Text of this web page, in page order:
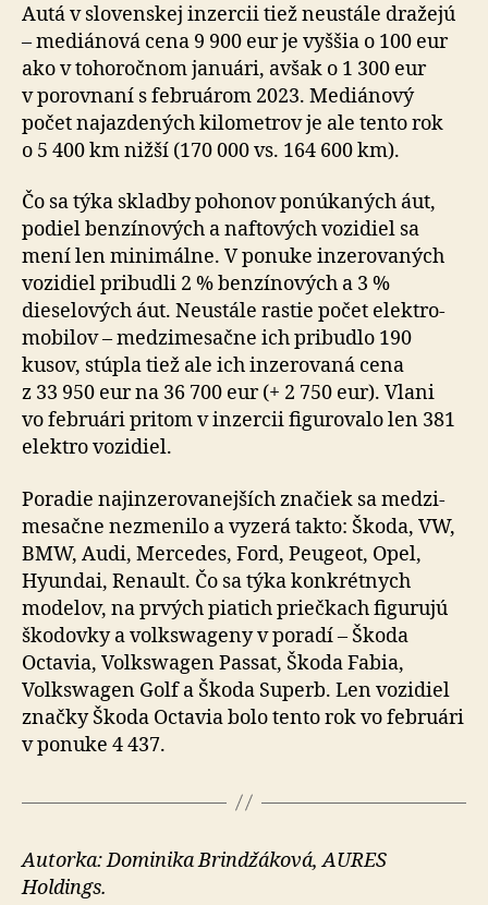
Autá v slovenskej inzercii tiež neustále dražejú
– me­diá­nová cena 9 900 eur je vyššia o 100 eur
ako v to­ho­roč­nom januári, avšak o 1 300 eur
v po­rov­naní s feb­ru­árom 2023. Mediánový
počet najazde­ných kilo­metrov je ale tento rok
o 5 400 km nižší (170 000 vs. 164 600 km).
Čo sa týka skladby pohonov ponúkaných áut,
podiel ben­zí­no­vých a naf­to­vých vozidiel sa
mení len mini­málne. V po­nu­ke inze­ro­va­ných
vozidiel pri­budli 2 % ben­zí­no­vých a 3 %
dieselo­vých áut. Neustále rastie počet elektro­
mo­bi­lov – me­dzi­me­sač­ne ich pribudlo 190
kusov, stúpla tiež ale ich inzerovaná cena
z 33 950 eur na 36 700 eur (+ 2 750 eur). Vlani
vo feb­ru­ári pritom v inzercii fi­gu­ro­valo len 381
elektro vozi­diel.
Poradie najinzerovanejších značiek sa medzi­
me­sačne ne­zme­nilo a vy­zerá takto: Škoda, VW,
BMW, Audi, Mercedes, Ford, Peugeot, Opel,
Hyundai, Renault. Čo sa týka kon­krét­nych
modelov, na prvých piatich priečkach fi­gu­rujú
škodovky a volkswageny v po­radí – Škoda
Octavia, Volkswagen Passat, Škoda Fabia,
Volkswagen Golf a Škoda Superb. Len vo­zi­diel
značky Škoda Octavia bolo tento rok vo feb­ru­ári
v po­nu­ke 4 437.
Autorka: Dominika Brindžáková, AURES
Holdings.